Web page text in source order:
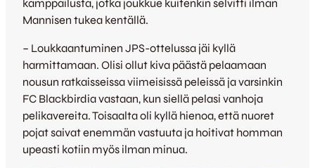
kamppailusta, jotka joukkue kuitenkin selvitti ilman
Mannisen tukea kentällä.
– Loukkaantuminen JPS-ottelussa jäi kyllä
harmittamaan. Olisi ollut kiva päästä pelaamaan
nousun ratkaisseissa viimeisissä peleissä ja varsinkin
FC Blackbirdia vastaan, kun siellä pelasi vanhoja
pelikavereita. Toisaalta oli kyllä hienoa, että nuoret
pojat saivat enemmän vastuuta ja hoitivat homman
upeasti kotiin myös ilman minua.